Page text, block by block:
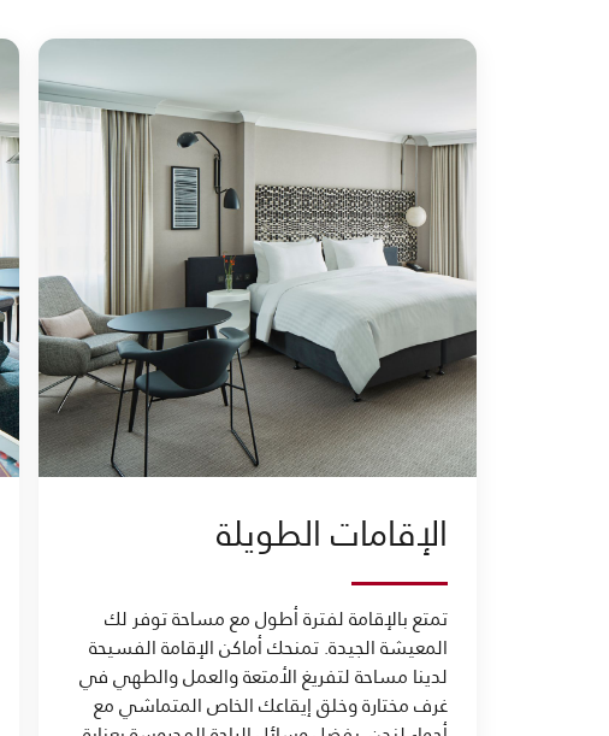
الإقامات الطويلة
تمتع بالإقامة لفترة أطول مع مساحة توفر لك
المعيشة الجيدة. تمنحك أماكن الإقامة الفسيحة
لدينا مساحة لتفريغ الأمتعة والعمل والطهي في
غرف مختارة وخلق إيقاعك الخاص المتماشي مع